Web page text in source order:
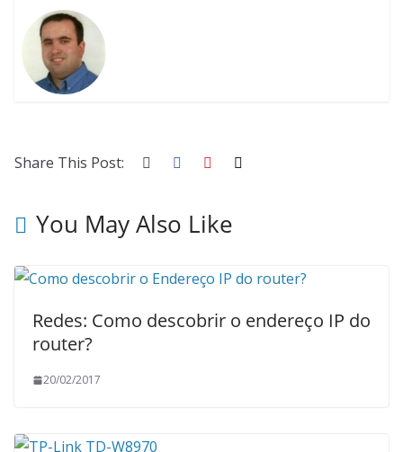
Share This Post:
You May Also Like
Redes: Como descobrir o endereço IP do
router?
20/02/2017